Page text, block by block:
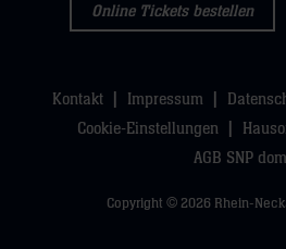
Online Tickets bestellen
Kontakt Impressum
Cookie-Einstellungen
AGB SNP
Copyright © 2026 Rhein-